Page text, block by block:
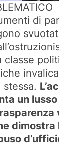
di
classe
un
dimostra